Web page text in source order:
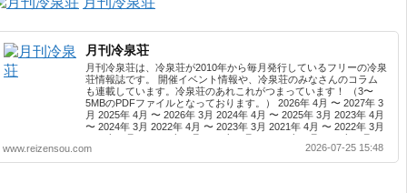
月刊冷泉荘
月刊冷泉荘は、冷泉荘が2010年から毎月発行しているフリーの冷泉
荘情報誌です。 開催イベント情報や、冷泉荘のみなさんのコラム
も連載しています。冷泉荘のあれこれがつまっています！ （3〜
5MBのPDFファイルとなっております。） 2026年 4月 〜 2027年 3
月 2025年 4月 〜 2026年 3月 2024年 4月 〜 2025年 3月 2023年 4月
〜 2024年 3月 2022年 4月 〜 2023年 3月 2021年 4月 〜 2022年 3月
2020年 4月 〜 2021年 3月 2019年 4月 〜 2020年 3月 2018年 4月 〜
2019年 3月 2017年 4月 〜 2018年 3月 2016年 4月 〜 2017年 3月
2015年 4月 〜 2016年 3月 2014年 4月 〜 2015年 3月 2013...
www.reizensou.com 2026-07-25 15:48